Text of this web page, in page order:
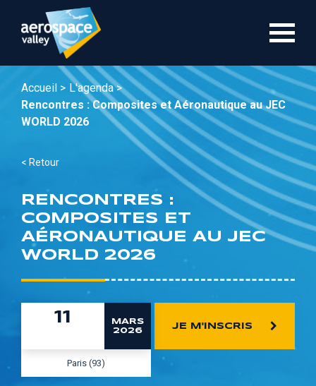
contenu
Accueil > L'agenda >
Rencontres : Composites et Aéronautique au JEC
WORLD 2026
< Retour
RENCONTRES :
COMPOSITES ET
AÉRONAUTIQUE AU JEC
WORLD 2026
11
MARS
2026
Paris (93)
JE M'INSCRIS